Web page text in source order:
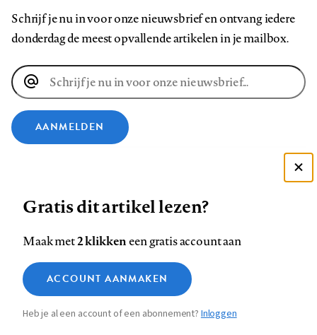
Schrijf je nu in voor onze nieuwsbrief en ontvang iedere
donderdag de meest opvallende artikelen in je mailbox.
E-
mailadres
AANMELDEN
ons
op
Facebook
ons
op
LinkedIn
ons
op
Bluesky
ons
op
Instagram
ons
op
YouTube
ons
Footer
navigation
Contact Colofon Disclaimer Privacy
Medische vragen verdienen
betrouwbare antwoorden
Zie onze cookie policy
Analytische cookies
Marketing cookies
Gratis dit artikel lezen?
Maak met2 klikkeneen gratis account aan
ACCOUNT AANMAKEN
Heb je al een account of een abonnement?Inloggen